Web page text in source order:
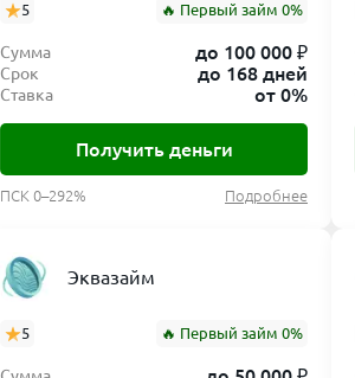
5 🔥 Первый займ 0%
Сумма до 100 000 ₽
Срок до 168 дней
Ставка от 0%
Получить деньги
ПСК 0–292% Подробнее
Эквазайм
5 🔥 Первый займ 0%